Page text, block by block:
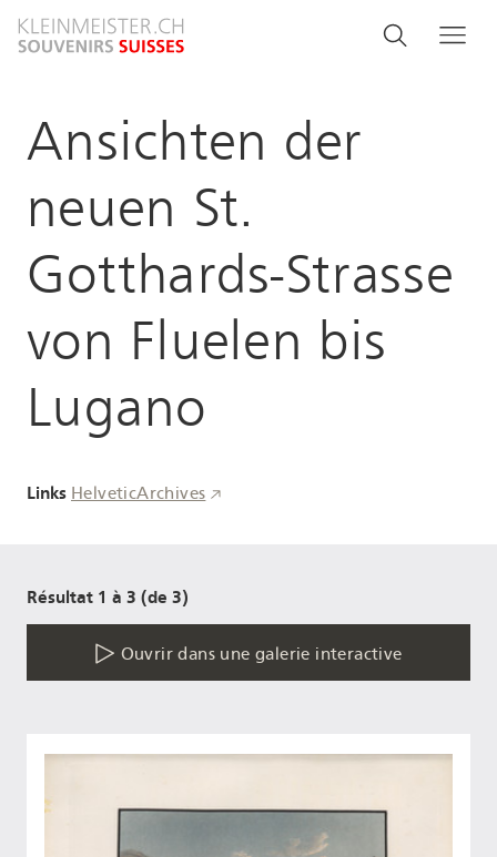
au
Search
Rechercher
Ansichten der
neuen St.
Gotthards-Strasse
von Fluelen bis
Lugano
Links HelveticArchives
Résultat 1 à 3 (de 3)
Ouvrir dans une galerie interactive